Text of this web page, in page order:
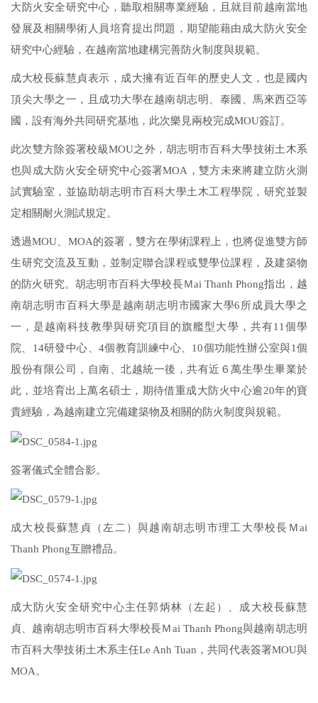
常見問題
相關連結
文件下載
2026 BioAsia亞洲生技大展
大防火安全研究中心，聽取相關專業經驗，且就目前越南當地
發展及相關學術人員培育提出問題，期望能藉由成大防火安全
研究中心經驗，在越南當地建構完善防火制度與規範。
成大校長蘇慧貞表示，成大擁有近百年的歷史人文，也是國內
頂尖大學之一，且成功大學在越南胡志明、泰國、馬來西亞等
國，設有海外共同研究基地，此次樂見兩校完成MOU簽訂。
此次雙方除簽署校級MOU之外，胡志明市百科大學技術土木系
也與成大防火安全研究中心簽署MOA，雙方未來將建立防火測
試實驗室，並協助胡志明市百科大學土木工程學院，研究並製
定相關耐火測試規定。
透過MOU、MOA的簽署，雙方在學術課程上，也將促進雙方師
生研究交流及互動，並制定聯合課程或雙學位課程，及建築物
的防火研究。胡志明市百科大學校長Ｍai Thanh Phong指出，越
南胡志明市百科大學是越南胡志明市國家大學6所成員大學之
一，是越南科技教學與研究項目的旗艦型大學，共有11個學
院、14研發中心、4個教育訓練中心、10個功能性辦公室與1個
股份有限公司，自南、北越統一後，共有近６萬生學生畢業於
此，並培育出上萬名碩士，期待借重成大防火中心逾20年的寶
貴經驗，為越南建立完備建築物及相關的防火制度與規範。
簽署儀式全體合影。
成大校長蘇慧貞（左二）與越南胡志明市理工大學校長Ｍai
Thanh Phong互贈禮品。
成大防火安全研究中心主任郭炳林（左起）、成大校長蘇慧
貞、越南胡志明市百科大學校長Ｍai Thanh Phong與越南胡志明
市百科大學技術土木系主任Le Anh Tuan，共同代表簽署MOU與
MOA。